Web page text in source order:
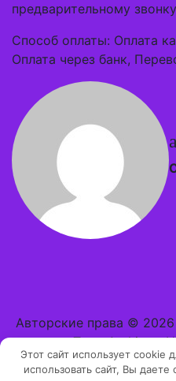
предварительному
Способ оплаты: Оплата
Оплата через банк,
Авторские права © 2026
Тема Architect
Этот сайт использует
использовать сайт, Вы даете